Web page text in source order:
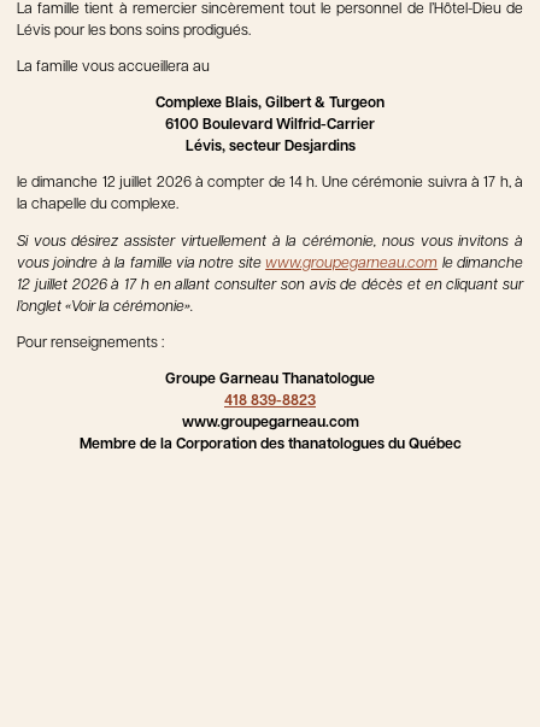
La famille tient à remercier sincèrement tout le personnel de l’Hôtel-Dieu de
Lévis pour les bons soins prodigués.
La famille vous accueillera au
Complexe Blais, Gilbert & Turgeon
6100 Boulevard Wilfrid-Carrier
Lévis, secteur Desjardins
le dimanche 12 juillet 2026 à compter de 14 h. Une cérémonie suivra à 17 h, à
la chapelle du complexe.
Si vous désirez assister virtuellement à la cérémonie, nous vous invitons à
vous joindre à la famille via notre sitewww.groupegarneau.com le dimanche
12 juillet 2026 à 17 h en allant consulter son avis de décès et en cliquant sur
l’onglet «Voir la cérémonie».
Pour renseignements :
Groupe Garneau Thanatologue
418 839-8823
www.groupegarneau.com
Membre de la Corporation des thanatologues du Québec